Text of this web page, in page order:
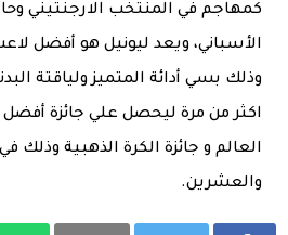
كمهاجم في المنتخب الارجنتيني
الأسباني، ويعد ليونيل هو أفضل
وذلك بسي أدائة المتميز ولياقتة
اكثر من مرة ليحصل علي جائزة
العالم و جائزة الكرة الذهبية
والعشرين.